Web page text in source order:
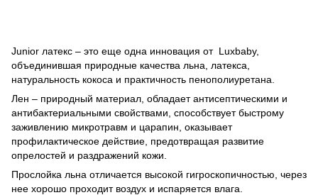
Junior латекс – это еще одна инновация от Luxbaby,
объединившая природные качества льна, латекса,
натуральность кокоса и практичность пенополиуретана.
Лен – природный материал, обладает антисептическими и
антибактериальными свойствами, способствует быстрому
заживлению микротравм и царапин, оказывает
профилактическое действие, предотвращая развитие
опрелостей и раздражений кожи.
Прослойка льна отличается высокой гигроскопичностью, через
нее хорошо проходит воздух и испаряется влага.